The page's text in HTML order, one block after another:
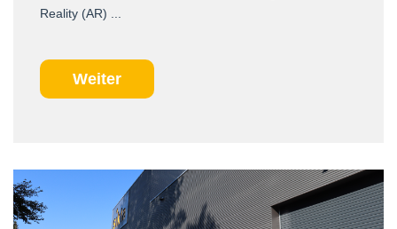
Reality (AR) ...
Weiter